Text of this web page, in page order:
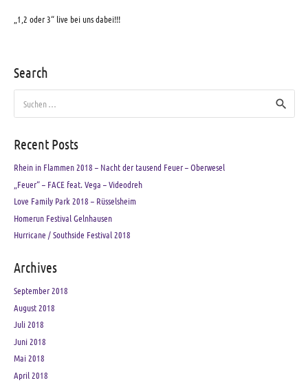
„1,2 oder 3“ live bei uns dabei!!!
Search
Recent Posts
Rhein in Flammen 2018 – Nacht der tausend Feuer – Oberwesel
„Feuer“ – FACE feat. Vega – Videodreh
Love Family Park 2018 – Rüsselsheim
Homerun Festival Gelnhausen
Hurricane / Southside Festival 2018
Archives
September 2018
August 2018
Juli 2018
Juni 2018
Mai 2018
April 2018